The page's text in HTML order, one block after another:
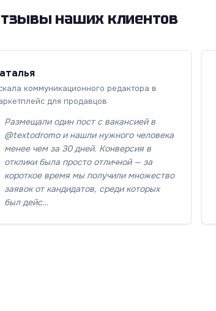
наших клиентов
коммуникационного редактора в
для продавцов
Размещали один пост с вакансией в
@textodromo и нашли нужного человека
менее чем за 30 дней. Конверсия в
отклики была просто отличной — за
короткое время мы получили множество
заявок от кандидатов, среди которых
был дейс…